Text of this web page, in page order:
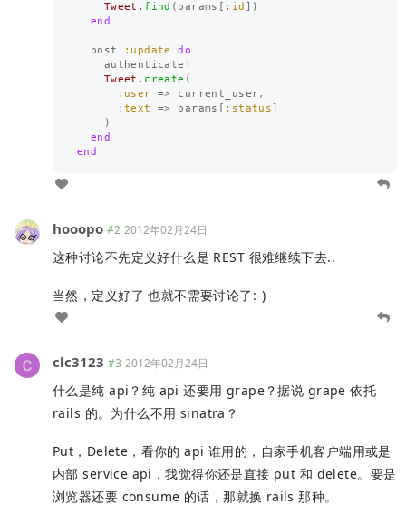
Tweet . find ( params :id
])
end
post :update
do
authenticate!
Tweet . create (
:user
=> current_user,
:text
=> params :status
)
end
end
hooopo #2 2012年02月24日
这种讨论不先定义好什么是 REST 很难继续下去..
当然，定义好了 也就不需要讨论了:-)
clc3123 #3 2012年02月24日
什么是纯 api？纯 api 还要用 grape？据说 grape 依托
rails 的。为什么不用 sinatra？
Put，Delete，看你的 api 谁用的，自家手机客户端用或是
内部 service api，我觉得你还是直接 put 和 delete。要是
浏览器还要 consume 的话，那就换 rails 那种。